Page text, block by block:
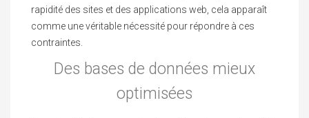
rapidité des sites et des applications web, cela apparaît
comme une véritable nécessité pour répondre à ces
contraintes.
Des bases de données mieux
optimisées